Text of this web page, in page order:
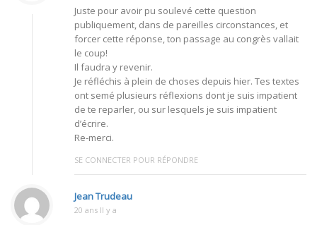
Juste pour avoir pu soulevé cette question
publiquement, dans de pareilles circonstances, et
forcer cette réponse, ton passage au congrès vallait
le coup!
Il faudra y revenir.
Je réfléchis à plein de choses depuis hier. Tes textes
ont semé plusieurs réflexions dont je suis impatient
de te reparler, ou sur lesquels je suis impatient
d’écrire.
Re-merci.
SE CONNECTER POUR RÉPONDRE
Jean Trudeau
20 ans Il y a